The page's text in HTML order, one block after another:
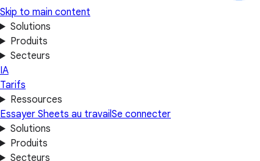
Skip to main content
Solutions
Produits
Secteurs
IA
Tarifs
Ressources
Essayer Sheets au travailSe connecter
Solutions
Produits
Secteurs